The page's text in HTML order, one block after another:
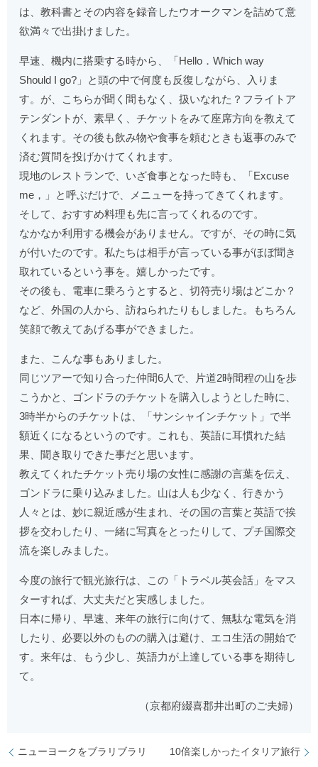
は、教科書とその内容を録音したウオークマンを詰めて意
欲満々で出掛けました。
早速、機内に搭乗する時から、「Hello．Which way
Should I go?」と頭の中で何度も反復しながら、入りま
す。が、こちらが聞く間もなく、扱いなれた？フライトア
テンダントが、素早く、チケットをみて座席方向を教えて
くれます。その後も飲み物や食事を頼むときも返事のみで
済む質問を投げかけてくれます。
現地のレストランで、いざ食事となった時も、「Excuse
me，」と呼ぶだけで、メニューを持ってきてくれます。
そして、おすすめ料理も先に言ってくれるのです。
なかなか利用する機会がありません。ですが、その時に気
が付いたのです。私たちは相手が言っている事がほぼ聞き
取れているという事を。嬉しかったです。
その後も、電車に乗ろうとすると、切符売り場はどこか？
など、外国の人から、訪ねられたりもしました。もちろん
笑顔で教えてあげる事ができました。
また、こんな事もありました。
同じツアーで知り合った仲間6人で、片道2時間程の山を歩
こうかと、ゴンドラのチケットを購入しようとした時に、
3時半からのチケットは、「サンシャインチケット」で半
額近くになるというのです。これも、英語に耳慣れた結
果、聞き取りできた事だと思います。
教えてくれたチケット売り場の女性に感謝の言葉を伝え、
ゴンドラに乗り込みました。山は人も少なく、行きかう
人々とは、妙に親近感が生まれ、その国の言葉と英語で挨
拶を交わしたり、一緒に写真をとったりして、プチ国際交
流を楽しみました。
今度の旅行で観光旅行は、この「トラベル英会話」をマス
ターすれば、大丈夫だと実感しました。
日本に帰り、早速、来年の旅行に向けて、無駄な電気を消
したり、必要以外のものの購入は避け、エコ生活の開始で
す。来年は、もう少し、英語力が上達している事を期待し
て。
（京都府綴喜郡井出町のご夫婦）
ニューヨークをブラリブラリ 10倍楽しかったイタリア旅行